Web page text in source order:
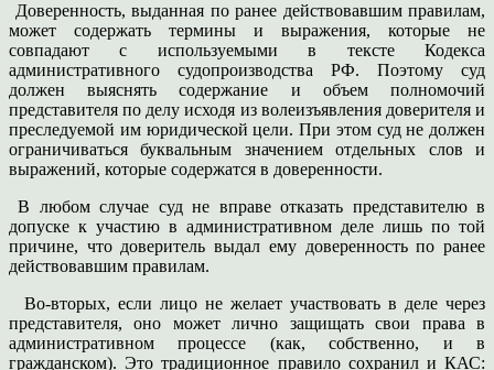
Доверенность, выданная по ранее действовавшим правилам,
может содержать термины и выражения, которые не
совпадают с используемыми в тексте Кодекса
административного судопроизводства РФ. Поэтому суд
должен выяснять содержание и объем полномочий
представителя по делу исходя из волеизъявления доверителя и
преследуемой им юридической цели. При этом суд не должен
ограничиваться буквальным значением отдельных слов и
выражений, которые содержатся в доверенности.
В любом случае суд не вправе отказать представителю в
допуске к участию в административном деле лишь по той
причине, что доверитель выдал ему доверенность по ранее
действовавшим правилам.
Во-вторых, если лицо не желает участвовать в деле через
представителя, оно может лично защищать свои права в
административном процессе (как, собственно, и в
гражданском). Это традиционное правило сохранил и КАС: